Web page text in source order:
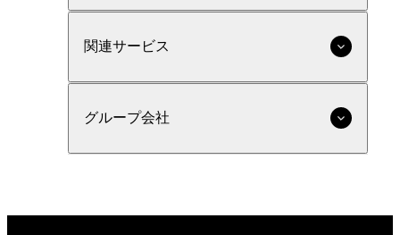
関連サービス
グループ会社